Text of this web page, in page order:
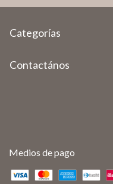
Categorías
Contactános
Medios de pago